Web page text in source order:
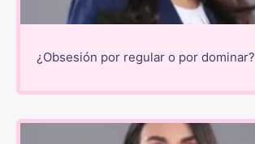
¿Obsesión por regular o por dominar?